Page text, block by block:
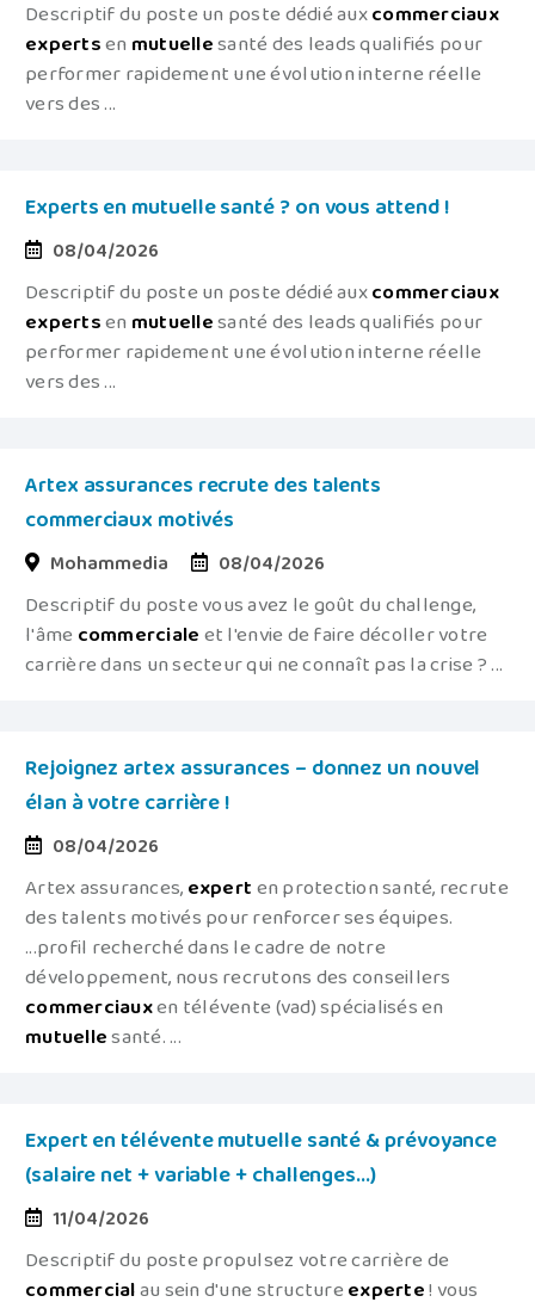
Descriptif du poste un poste dédié auxcommerciaux
expertsenmutuellesanté des leads qualifiés pour
performer rapidement une évolution interne réelle
vers des ...
Experts en mutuelle santé ? on vous attend !
08/04/2026
Descriptif du poste un poste dédié auxcommerciaux
expertsenmutuellesanté des leads qualifiés pour
performer rapidement une évolution interne réelle
vers des ...
Artex assurances recrute des talents
commerciaux motivés
Mohammedia 08/04/2026
Descriptif du poste vous avez le goût du challenge,
l'âme commercialeet l'envie de faire décoller votre
carrière dans un secteur qui ne connaît pas la crise ? ...
Rejoignez artex assurances – donnez un nouvel
élan à votre carrière !
08/04/2026
Artex assurances,experten protection santé, recrute
des talents motivés pour renforcer ses équipes.
...profil recherché dans le cadre de notre
développement, nous recrutons des conseillers
commerciauxen télévente (vad) spécialisés en
mutuellesanté. ...
Expert en télévente mutuelle santé & prévoyance
(salaire net + variable + challenges...)
11/04/2026
Descriptif du poste propulsez votre carrière de
commercialau sein d'une structureexperte! vous